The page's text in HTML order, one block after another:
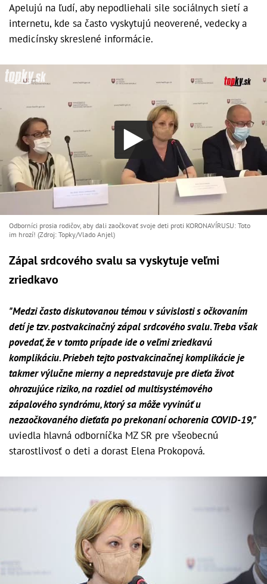
Apelujú na ľudí, aby nepodliehali sile sociálnych sietí a
internetu, kde sa často vyskytujú neoverené, vedecky a
medicínsky skreslené informácie.
Odborníci prosia rodičov, aby dali zaočkovať svoje deti proti KORONAVÍRUSU: Toto
im hrozí! (Zdroj: Topky/Vlado Anjel)
Zápal srdcového svalu sa vyskytuje veľmi
zriedkavo
"Medzi často diskutovanou témou v súvislosti s očkovaním
detí je tzv. postvakcinačný zápal srdcového svalu. Treba však
povedať, že v tomto prípade ide o veľmi zriedkavú
komplikáciu. Priebeh tejto postvakcinačnej komplikácie je
takmer výlučne mierny a nepredstavuje pre dieťa život
ohrozujúce riziko, na rozdiel od multisystémového
zápalového syndrómu, ktorý sa môže vyvinúť u
nezaočkovaného dieťaťa po prekonaní ochorenia COVID-19,"
uviedla hlavná odborníčka MZ SR pre všeobecnú
starostlivosť o deti a dorast Elena Prokopová.